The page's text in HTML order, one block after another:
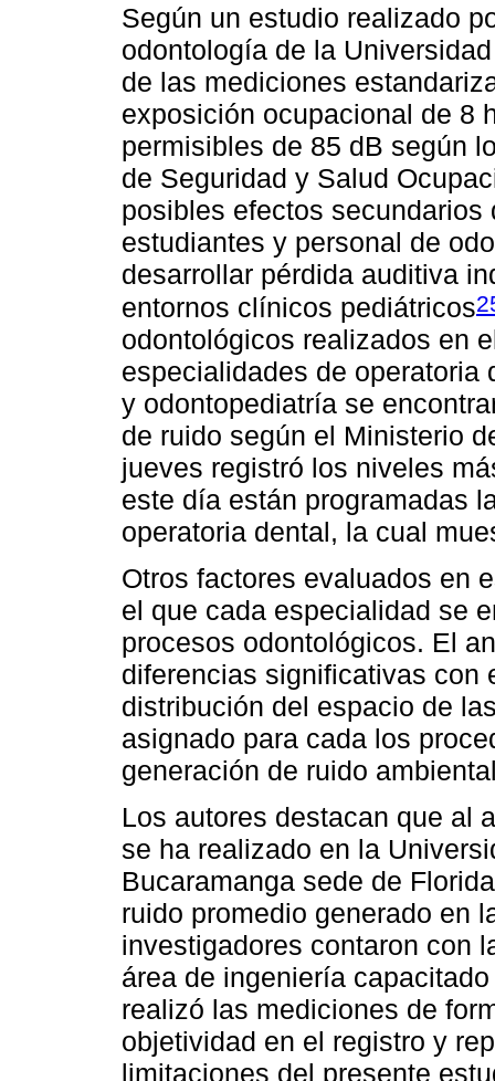
Según un estudio realizado
odontología de la
de las mediciones
exposición ocupacional de 8
permisibles de 85 dB según
de Seguridad y Salud
posibles efectos
estudiantes y personal de
desarrollar pérdida auditiva
entornos clínicos pediátricos
odontológicos realizados en
especialidades de operatoria
y odontopediatría se
de ruido según el Ministerio
jueves registró los niveles
este día están programadas
operatoria dental, la cual
Otros factores evaluados en
el que cada especialidad se
procesos odontológicos. El
diferencias significativas con
distribución del espacio de
asignado para cada los
generación de ruido
Los autores destacan que al
se ha realizado en la
Bucaramanga sede de
ruido promedio generado en
investigadores contaron con
área de ingeniería
realizó las mediciones de
objetividad en el registro y
limitaciones del presente